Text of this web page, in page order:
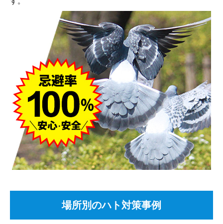
場所別のハト対策事例